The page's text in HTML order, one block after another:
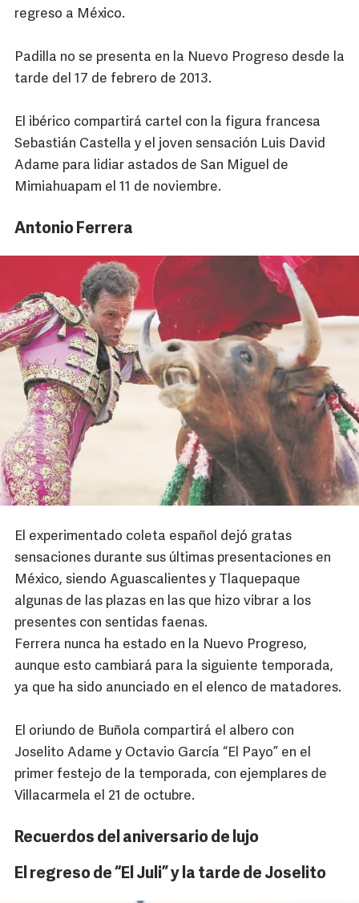
regreso a México.
Padilla no se presenta en la Nuevo Progreso desde la
tarde del 17 de febrero de 2013.
El ibérico compartirá cartel con la figura francesa
Sebastián Castella y el joven sensación Luis David
Adame para lidiar astados de San Miguel de
Mimiahuapam el 11 de noviembre.
Antonio Ferrera
El experimentado coleta español dejó gratas
sensaciones durante sus últimas presentaciones en
México, siendo Aguascalientes y Tlaquepaque
algunas de las plazas en las que hizo vibrar a los
presentes con sentidas faenas.
Ferrera nunca ha estado en la Nuevo Progreso,
aunque esto cambiará para la siguiente temporada,
ya que ha sido anunciado en el elenco de matadores.
El oriundo de Buñola compartirá el albero con
Joselito Adame y Octavio García “El Payo” en el
primer festejo de la temporada, con ejemplares de
Villacarmela el 21 de octubre.
Recuerdos del aniversario de lujo
El regreso de “El Juli” y la tarde de Joselito